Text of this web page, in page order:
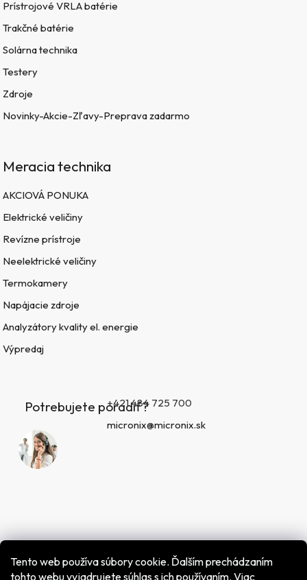
Tento web používa súbory cookie. Ďalším prechádzaním
tohto webu vyjadrujete súhlas s ich používaním. Viac
Prístrojové VRLA batérie
Trakčné batérie
Solárna technika
Testery
Zdroje
Novinky-Akcie-Zľavy-Preprava zadarmo
Meracia technika
AKCIOVÁ PONUKA
Elektrické veličiny
Revízne prístroje
Neelektrické veličiny
Termokamery
Napájacie zdroje
Analyzátory kvality el. energie
Výpredaj
Potrebujete poradiť?+421 484 725 700
micronix@micronix.sk